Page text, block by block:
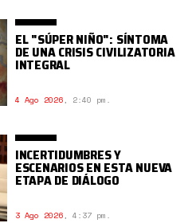
EL "SÚPER NIÑO": SÍNTOMA
DE UNA CRISIS CIVILIZATORIA
INTEGRAL
4 Ago 2026, 2:40 pm.
INCERTIDUMBRES Y
ESCENARIOS EN ESTA NUEVA
ETAPA DE DIÁLOGO
3 Ago 2026, 4:37 pm.